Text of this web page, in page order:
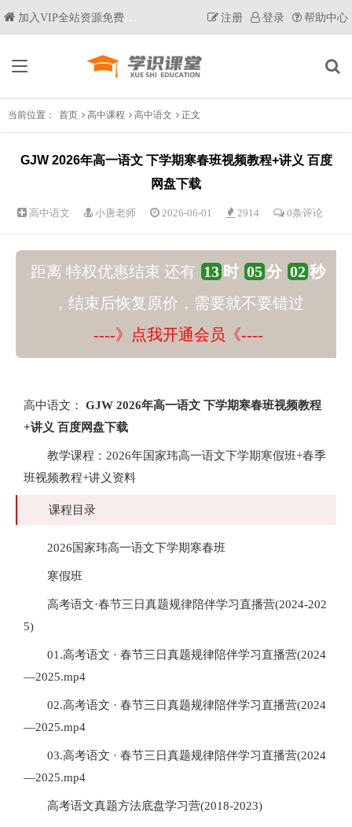
加入VIP全站资源免费获取 注册 登录 帮助中心
当前位置： 首页 高中课程 高中语文 正文
GJW 2026年高一语文 下学期寒春班视频教程+讲义 百度
网盘下载
高中语文 小唐老师 2026-06-01 2914 0条评论
距离 特权优惠结束 还有 13 时 05 分 01 秒
，结束后恢复原价，需要就不要错过
----》点我开通会员《----
高中语文：
GJW 2026年高一语文 下学期寒春班视频教程
+讲义 百度网盘下载
教学课程：2026年国家玮高一语文下学期寒假班+春季
班视频教程+讲义资料
课程目录
2026国家玮高一语文下学期寒春班
寒假班
高考语文·春节三日真题规律陪伴学习直播营(2024-202
5)
01.高考语文 · 春节三日真题规律陪伴学习直播营(2024
—2025.mp4
02.高考语文 · 春节三日真题规律陪伴学习直播营(2024
—2025.mp4
03.高考语文 · 春节三日真题规律陪伴学习直播营(2024
—2025.mp4
高考语文真题方法底盘学习营(2018-2023)